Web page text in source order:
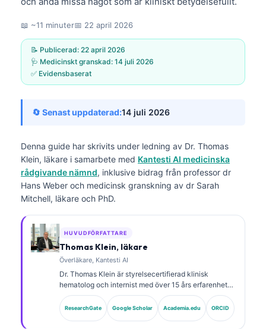
📖 ~11 minuter📅 22 april 2026
📝 Publicerad: 22 april 2026
🩺 Medicinskt granskad: 14 juli 2026
✅ Evidensbaserat
🔄 Senast uppdaterad:14 juli 2026
Denna guide har skrivits under ledning av Dr. Thomas
Klein, läkare i samarbete med Kantesti AI medicinska
rådgivande nämnd, inklusive bidrag från professor dr
Hans Weber och medicinsk granskning av dr Sarah
Mitchell, läkare och PhD.
HUVUDFÖRFATTARE
Thomas Klein, läkare
Överläkare, Kantesti AI
Dr. Thomas Klein är styrelsecertifierad klinisk
hematolog och internist med över 15 års erfarenhet
av laboratoriemedicin och AI-assisterad klinisk
analys. Som Chief Medical Officer på Kantesti AI ger
han klinisk översyn av den medicinska
ResearchGate Google Scholar Academia.edu ORCID